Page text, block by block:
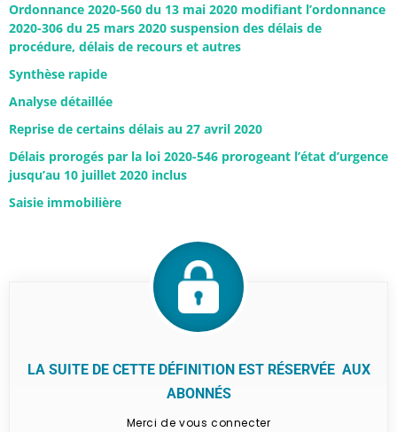
Ordonnance 2020-560 du 13 mai 2020 modifiant l’ordonnance
2020-306 du 25 mars 2020 suspension des délais de
procédure, délais de recours et autres
Synthèse rapide
Analyse détaillée
Reprise de certains délais au 27 avril 2020
Délais prorogés par la loi 2020-546 prorogeant l’état d’urgence
jusqu’au 10 juillet 2020 inclus
Saisie immobilière
LA SUITE DE CETTE DÉFINITION EST RÉSERVÉE AUX
ABONNÉS
Merci de vous connecter